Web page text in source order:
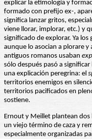
explicar la etimología y
formado con prefijo ex-,
significa lanzar gritos,
viene llorar, implorar, etc.) y
significado de explorar. Ya
aunque lo asocian a plorare y
antiguos romanos usaban
sólo después pasó a
una explicación peregrina: el
territorios enemigos en
territorios pacificados en
sostiene.
Ernout y Meillet plantean dos
un viejo término de caza y
especialmente organizadas